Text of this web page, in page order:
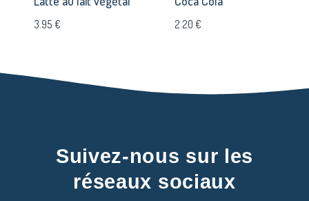
3.95 € 2.20 €
Suivez-nous sur les
réseaux sociaux